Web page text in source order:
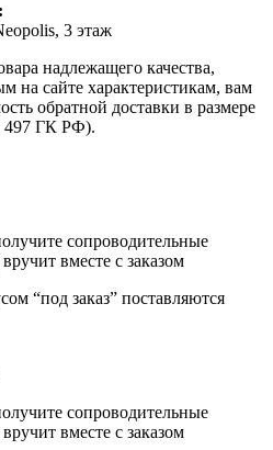
3 этаж
надлежащего качества,
на сайте характеристикам, вам
обратной доставки в размере
497 ГК РФ).
сопроводительные
вместе с заказом
“под заказ” поставляются
сопроводительные
вместе с заказом